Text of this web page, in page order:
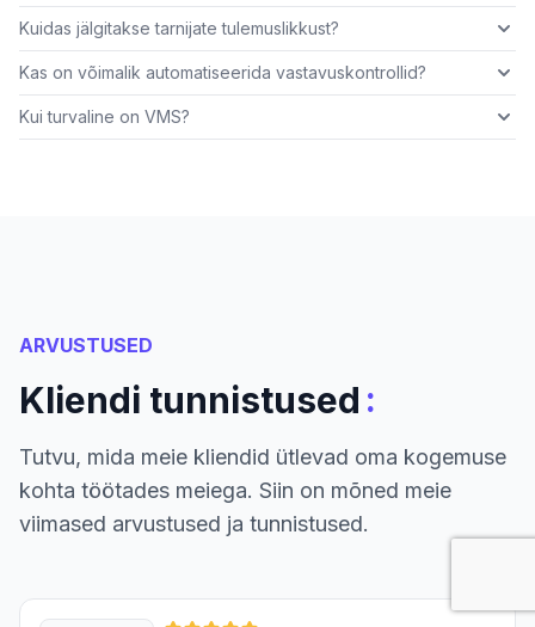
Kuidas jälgitakse tarnijate tulemuslikkust?
Kas on võimalik automatiseerida vastavuskontrollid?
Kui turvaline on VMS?
ARVUSTUSED
Kliendi tunnistused :
Tutvu, mida meie kliendid ütlevad oma kogemuse
kohta töötades meiega. Siin on mõned meie
viimased arvustused ja tunnistused.